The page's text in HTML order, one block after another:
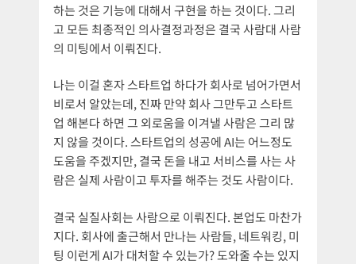
하는 것은 기능에 대해서 구현을 하는 것이다. 그리
고 모든 최종적인 의사결정과정은 결국 사람대 사람
의 미팅에서 이뤄진다.
나는 이걸 혼자 스타트업 하다가 회사로 넘어가면서
비로서 알았는데, 진짜 만약 회사 그만두고 스타트
업 해본다 하면 그 외로움을 이겨낼 사람은 그리 많
지 않을 것이다. 스타트업의 성공에 AI는 어느정도
도움을 주겠지만, 결국 돈을 내고 서비스를 사는 사
람은 실제 사람이고 투자를 해주는 것도 사람이다.
결국 실질사회는 사람으로 이뤄진다. 본업도 마찬가
지다. 회사에 출근해서 만나는 사람들, 네트워킹, 미
팅 이런게 AI가 대처할 수 있는가? 도와줄 수는 있지